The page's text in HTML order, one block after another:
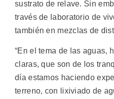
sustrato de relave. Sin
través de laboratorio de
también en mezclas de
“En el tema de las aguas,
claras, que son de los
día estamos haciendo
terreno, con lixiviado de